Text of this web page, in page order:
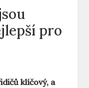
pro
klíčový, a